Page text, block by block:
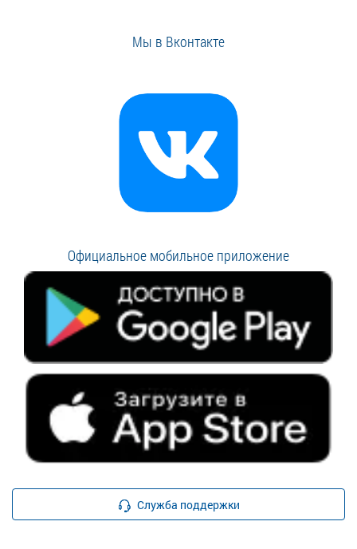
Мы в Вконтакте
Официальное мобильное приложение
Служба поддержки